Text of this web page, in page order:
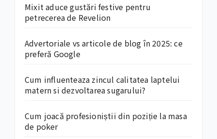
Mixit aduce gustări festive pentru
petrecerea de Revelion
Advertoriale vs articole de blog în 2025: ce
preferă Google
Cum influenteaza zincul calitatea laptelui
matern si dezvoltarea sugarului?
Cum joacă profesioniștii din poziție la masa
de poker